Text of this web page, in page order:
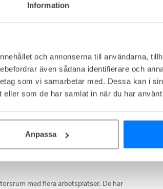
Information
och annonserna till användarna,
även sådana identifierare och
som vi samarbetar med. Dessa kan i
som de har samlat in när du har
Anpassa
Frukost
Bar
Visa mer
Vallgraven
är deras näst största anläggning -
med flera arbetsplatser. De har